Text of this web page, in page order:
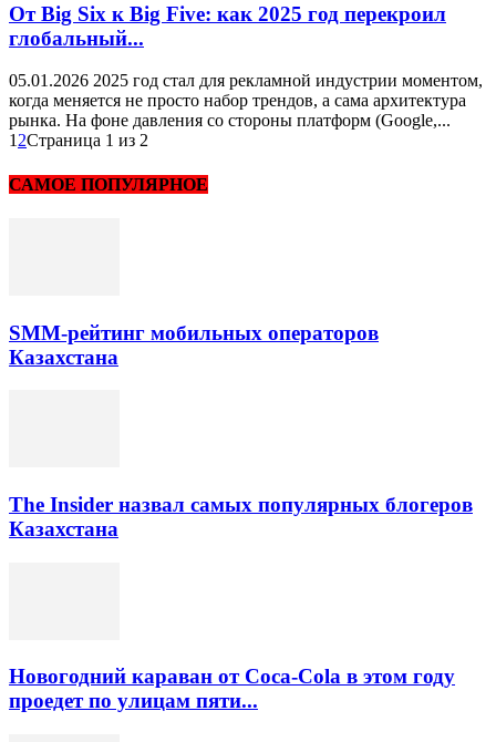
От Big Six к Big Five: как 2025 год перекроил
глобальный...
05.01.2026 2025 год стал для рекламной индустрии моментом,
когда меняется не просто набор трендов, а сама архитектура
рынка. На фоне давления со стороны платформ (Google,...
1 2Страница 1 из 2
САМОЕ ПОПУЛЯРНОЕ
SMM-рейтинг мобильных операторов
Казахстана
The Insider назвал самых популярных блогеров
Казахстана
Новогодний караван от Coca-Cola в этом году
проедет по улицам пяти...